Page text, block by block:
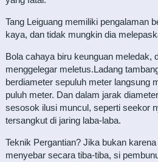
Tang Leiguang memiliki pengalaman
kaya, dan tidak mungkin dia
Bola cahaya biru keunguan meledak,
menggelegar meletus.Ladang
berdiameter sepuluh meter langsung
puluh meter. Dan dalam jarak
sesosok ilusi muncul, seperti seekor
tersangkut di jaring laba-laba.
Teknik Pergantian? Jika bukan
menyebar secara tiba-tiba, si